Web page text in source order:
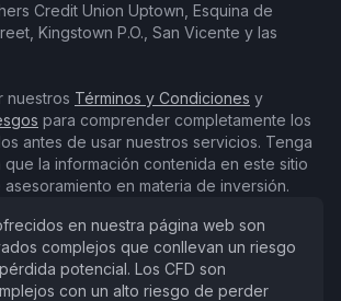
Credit Union Uptown, Esquina de
Kingstown P.O., San Vicente y las
nuestros Términos y Condiciones y
para comprender completamente los
antes de usar nuestros servicios. Tenga
que la información contenida en este sitio
en materia de inversión.
en nuestra página web son
complejos que conllevan un riesgo
potencial. Los CFD son
con un alto riesgo de perder